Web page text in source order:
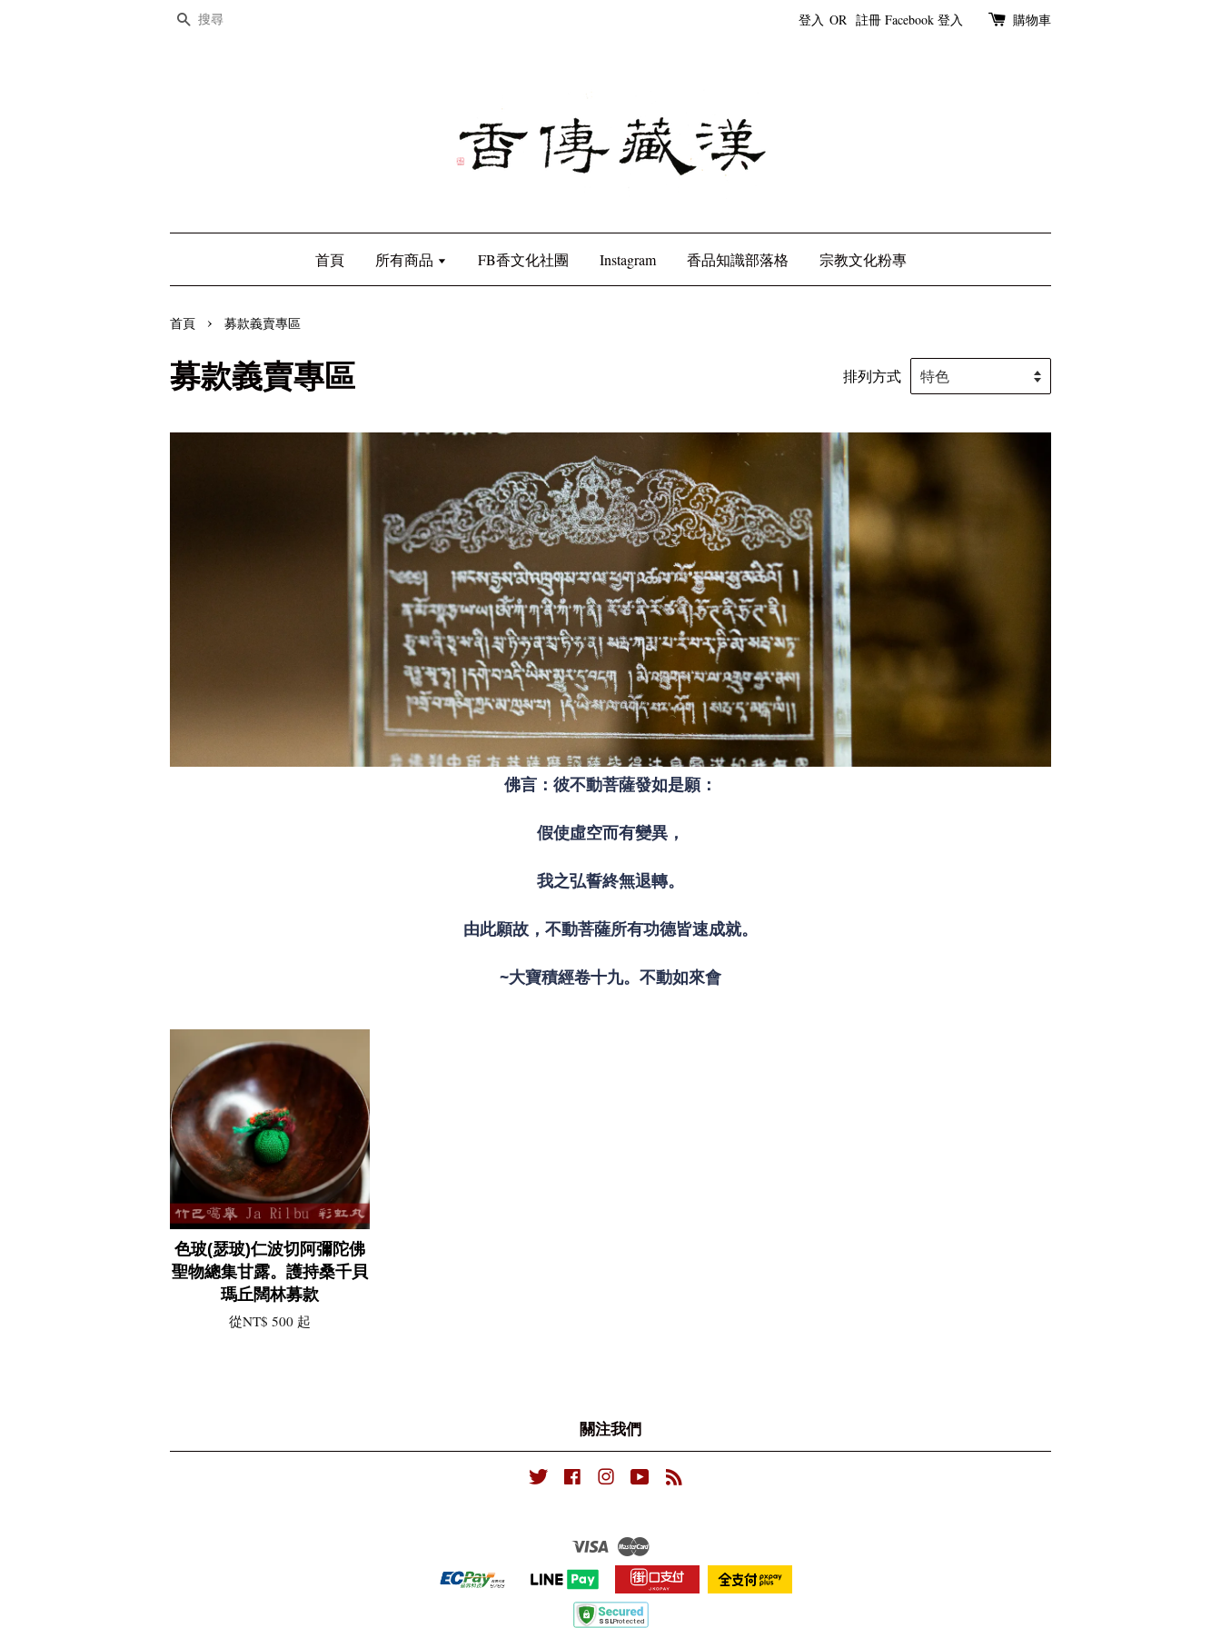
搜尋 登入 OR 註冊 Facebook 登入 購物車
首頁 所有商品 FB香文化社團 Instagram 香品知識部落格 宗教文化粉專
首頁 › 募款義賣專區
募款義賣專區 排列方式
佛言：彼不動菩薩發如是願：
假使虛空而有變異，
我之弘誓終無退轉。
由此願故，不動菩薩所有功德皆速成就。
~大寶積經卷十九。不動如來會
色玻(瑟玻)仁波切阿彌陀佛
聖物總集甘露。護持桑千貝
瑪丘闊林募款
從NT$ 500 起
關注我們
Twitter FacebookInstagramYouTube
Visa